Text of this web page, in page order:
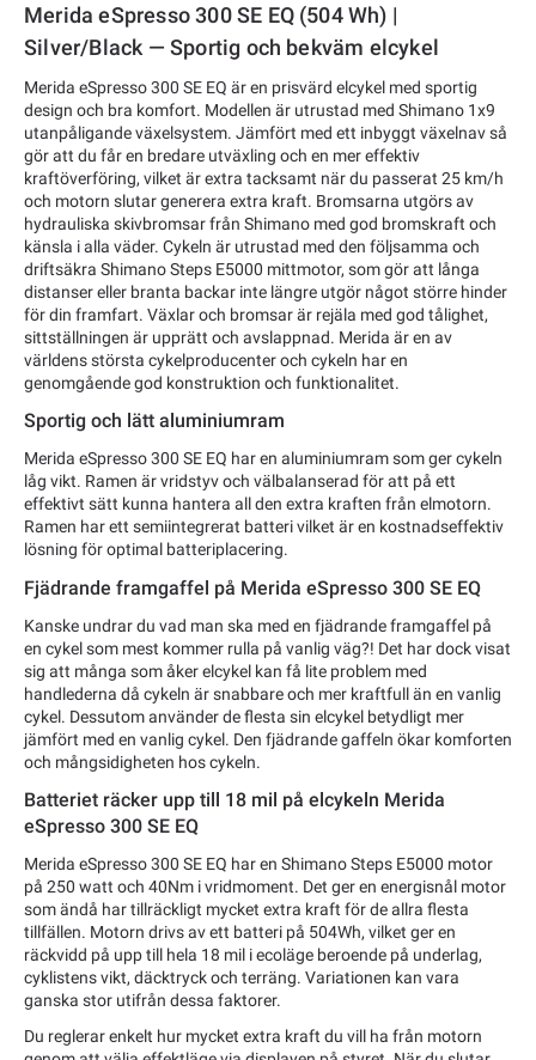
Merida eSpresso 300 SE EQ (504 Wh) |
Silver/Black — Sportig och bekväm elcykel
Merida eSpresso 300 SE EQ är en prisvärd elcykel med sportig
design och bra komfort. Modellen är utrustad med Shimano 1x9
utanpåligande växelsystem. Jämfört med ett inbyggt växelnav så
gör att du får en bredare utväxling och en mer effektiv
kraftöverföring, vilket är extra tacksamt när du passerat 25 km/h
och motorn slutar generera extra kraft. Bromsarna utgörs av
hydrauliska skivbromsar från Shimano med god bromskraft och
känsla i alla väder. Cykeln är utrustad med den följsamma och
driftsäkra Shimano Steps E5000 mittmotor, som gör att långa
distanser eller branta backar inte längre utgör något större hinder
för din framfart. Växlar och bromsar är rejäla med god tålighet,
sittställningen är upprätt och avslappnad. Merida är en av
världens största cykelproducenter och cykeln har en
genomgående god konstruktion och funktionalitet.
Sportig och lätt aluminiumram
Merida eSpresso 300 SE EQ har en aluminiumram som ger cykeln
låg vikt. Ramen är vridstyv och välbalanserad för att på ett
effektivt sätt kunna hantera all den extra kraften från elmotorn.
Ramen har ett semiintegrerat batteri vilket är en kostnadseffektiv
lösning för optimal batteriplacering.
Fjädrande framgaffel på Merida eSpresso 300 SE EQ
Kanske undrar du vad man ska med en fjädrande framgaffel på
en cykel som mest kommer rulla på vanlig väg?! Det har dock visat
sig att många som åker elcykel kan få lite problem med
handlederna då cykeln är snabbare och mer kraftfull än en vanlig
cykel. Dessutom använder de flesta sin elcykel betydligt mer
jämfört med en vanlig cykel. Den fjädrande gaffeln ökar komforten
och mångsidigheten hos cykeln.
Batteriet räcker upp till 18 mil på elcykeln Merida
eSpresso 300 SE EQ
Merida eSpresso 300 SE EQ har en Shimano Steps E5000 motor
på 250 watt och 40Nm i vridmoment. Det ger en energisnål motor
som ändå har tillräckligt mycket extra kraft för de allra flesta
tillfällen. Motorn drivs av ett batteri på 504Wh, vilket ger en
räckvidd på upp till hela 18 mil i ecoläge beroende på underlag,
cyklistens vikt, däcktryck och terräng. Variationen kan vara
ganska stor utifrån dessa faktorer.
Du reglerar enkelt hur mycket extra kraft du vill ha från motorn